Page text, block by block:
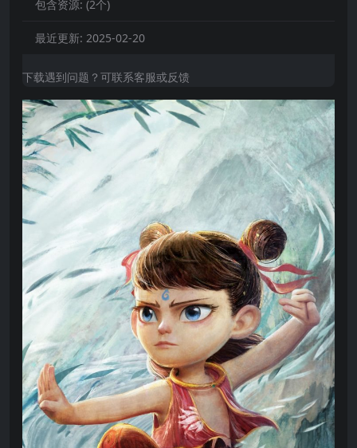
包含资源: (2个)
最近更新: 2025-02-20
下载遇到问题？可联系客服或反馈